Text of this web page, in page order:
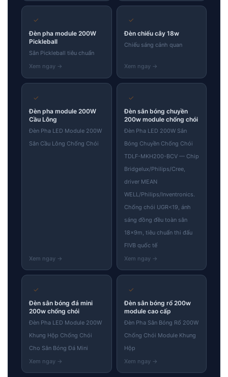
✓
Đèn pha module 200W
Pickleball
Sân Pickleball tiêu chuẩn
✓
Đèn chiếu cây 18w
Chiếu sáng cảnh quan
✓
Đèn pha module 200W
Cầu Lông
Đèn Pha LED Module 200W
Sân Cầu Lông Chống Chói
✓
Đèn sân bóng chuyền
200w module chống chói
Đèn Pha LED 200W Sân
Bóng Chuyền Chống Chói
TDLF-MKH200-BCV — Chip
Bridgelux/Philips/Cree,
driver MEAN
WELL/Philips/Inventronics.
Chống chói UGR<19, ánh
sáng đồng đều toàn sân
18×9m, tiêu chuẩn thi đấu
FIVB quốc tế
✓
Đèn sân bóng đá mini
200w chống chói
Đèn Pha LED Module 200W
Khung Hộp Chống Chói
Cho Sân Bóng Đá Mini
✓
Đèn sân bóng rổ 200w
module cao cấp
Đèn Pha Sân Bóng Rổ 200W
Chống Chói Module Khung
Hộp